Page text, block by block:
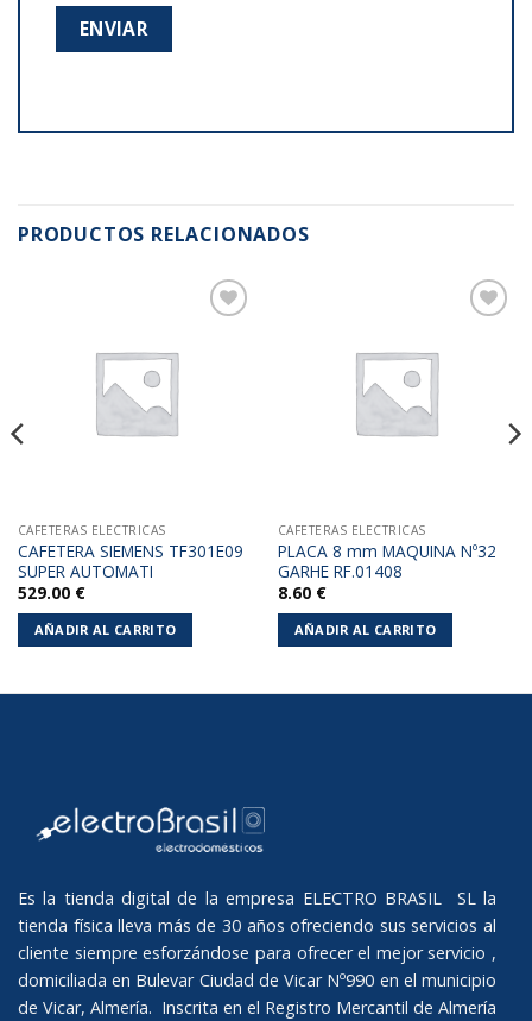
PRODUCTOS RELACIONADOS
CAFETERAS ELECTRICAS
CAFETERA SIEMENS TF301E09
SUPER AUTOMATI
529.00 €
AÑADIR AL CARRITO
CAFETERAS ELECTRICAS
PLACA 8 mm MAQUINA Nº32
GARHE RF.01408
8.60 €
AÑADIR AL CARRITO
Es la tienda digital de la empresa ELECTRO BRASIL SL la
tienda física lleva más de 30 años ofreciendo sus servicios al
cliente siempre esforzándose para ofrecer el mejor servicio ,
domiciliada en Bulevar Ciudad de Vicar Nº990 en el municipio
de Vicar, Almería. Inscrita en el Registro Mercantil de Almería